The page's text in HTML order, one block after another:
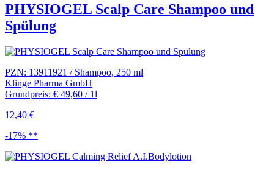
PHYSIOGEL Scalp Care Shampoo und
Spülung
PZN: 13911921 / Shampoo, 250 ml
Klinge Pharma GmbH
Grundpreis: € 49,60 / 1l
12,40 €
-17% **